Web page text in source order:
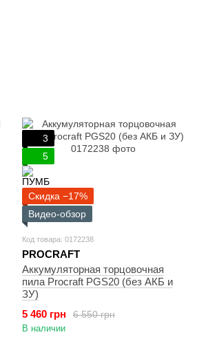
3
5
Скидка −17%
Видео-обзор
Код товара: 0172238
PROCRAFT
Аккумуляторная торцовочная
пила Procraft PGS20 (без АКБ и
ЗУ)
6 550 грн
5 460 грн
В наличии